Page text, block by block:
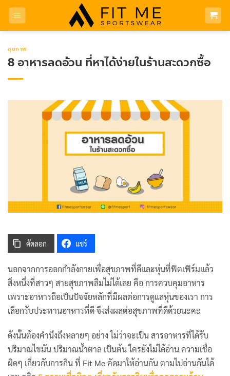
Skip
content
สุขภาพ
8 อาหารลดอ้วน ที่หาได้ง่ายในร้านสะดวกซื้อ
คัดลอก แชร์
นอกจากการออกกำลังกายเพื่อสุขภาพที่ดีและหุ่นที่ฟิตเฟิร์มแล้ว
สิ่งหนึ่งที่สาวๆ สายสุขภาพลืมไม่ได้เลย คือ การควบคุมอาหาร
เพราะอาหารถือเป็นปัจจัยหลักที่มีผลต่อการดูแลหุ่นของเรา การ
เลือกรับประทานอาหารที่ดี จึงส่งผลต่อสุขภาพที่ดีด้วยนะคะ
ดังนั้นต้องคำนึงถึงหลายๆ อย่าง ไม่ว่าจะเป็น สารอาหารที่ได้รับ
ปริมาณไขมัน ปริมาณน้ำตาล เป็นต้น ใครยังไม่ได้อ่าน ความเชื่อ
ผิดๆ เกี่ยวกับการกิน ที่ Fit Me คัดมาให้อ่านกัน ตามไปอ่านกันได้